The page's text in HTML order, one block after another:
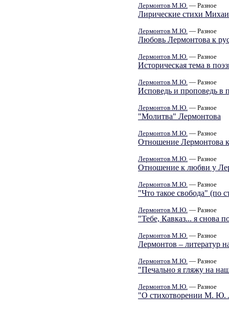
Лермонтов М.Ю. — Разное
Лирические стихи
Лермонтов М.Ю. — Разное
Любовь Лермонтова к
Лермонтов М.Ю. — Разное
Историческая тема в
Лермонтов М.Ю. — Разное
Исповедь и проповедь
Лермонтов М.Ю. — Разное
"Молитва" Лермонтова
Лермонтов М.Ю. — Разное
Отношение Лермонтова
Лермонтов М.Ю. — Разное
Отношение к любви у
Лермонтов М.Ю. — Разное
"Что такое свобода"
Лермонтов М.Ю. — Разное
"Тебе, Кавказ... я снова
Лермонтов М.Ю. — Разное
Лермонтов – литератур
Лермонтов М.Ю. — Разное
"Печально я гляжу на
Лермонтов М.Ю. — Разное
"О стихотворении М. Ю.